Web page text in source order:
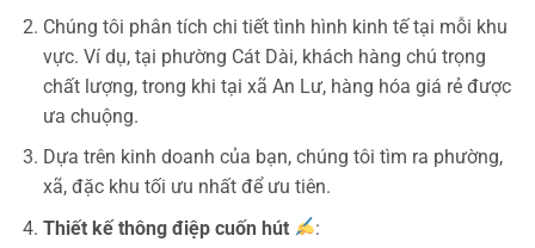
Chúng tôi phân tích chi tiết tình hình kinh tế tại mỗi khu
vực. Ví dụ, tại phường Cát Dài, khách hàng chú trọng
chất lượng, trong khi tại xã An Lư, hàng hóa giá rẻ được
ưa chuộng.
Dựa trên kinh doanh của bạn, chúng tôi tìm ra phường,
xã, đặc khu tối ưu nhất để ưu tiên.
Thiết kế thông điệp cuốn hút
: